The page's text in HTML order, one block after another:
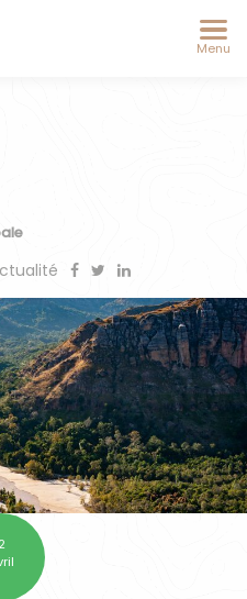
Menu
2